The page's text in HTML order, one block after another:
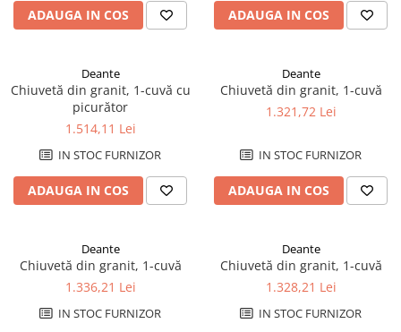
Dulapuri baza si blaturi lavoar
corpuri de iluminat
Accesorii baie
Seturi de accesorii
Savoniere
Suport periute dinti
Suport hartie igienica
Dozator sapun
Etajere baie
Cuiere si suporti prosop
Cosuri de gunoi
ADAUGA IN COS ADAUGA IN COS
Deante
Chiuvetă din granit, 1-cuvă cu
picurător
1.514,11 Lei
IN STOC FURNIZOR
ADAUGA IN COS
Deante
Chiuvetă din granit, 1-cuvă
1.321,72 Lei
IN STOC FURNIZOR
ADAUGA IN COS
Deante
Chiuvetă din granit, 1-cuvă
1.336,21 Lei
IN STOC FURNIZOR
Deante
Chiuvetă din granit, 1-cuvă
1.328,21 Lei
IN STOC FURNIZOR